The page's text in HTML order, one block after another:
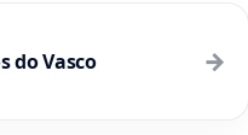
do Vasco →